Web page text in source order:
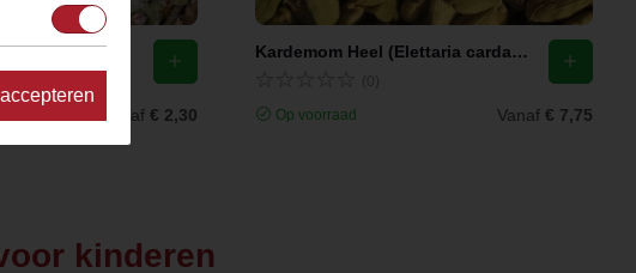
No. 1
Vanaf € 2,30
Kardemom Heel (Elettaria cardamomum)
Op voorraad Vanaf € 7,75
kinderen